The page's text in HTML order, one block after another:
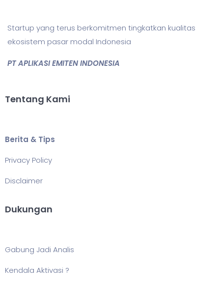
Startup yang terus berkomitmen tingkatkan kualitas
ekosistem pasar modal Indonesia
PT APLIKASI EMITEN INDONESIA
Tentang Kami
Berita & Tips
Privacy Policy
Disclaimer
Dukungan
Gabung Jadi Analis
Kendala Aktivasi ?